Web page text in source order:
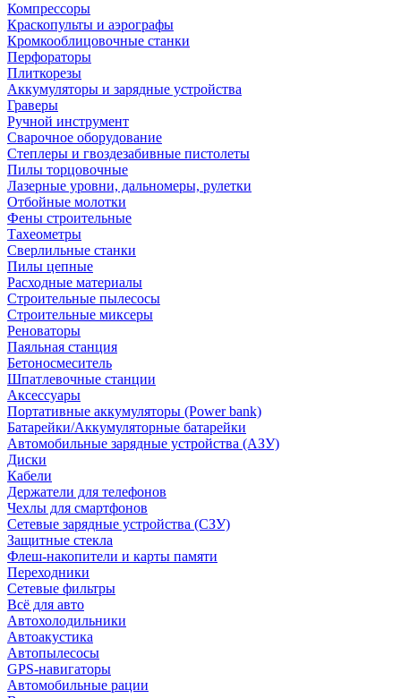
Компрессоры
Краскопульты и аэрографы
Кромкооблицовочные станки
Перфораторы
Плиткорезы
Аккумуляторы и зарядные устройства
Граверы
Ручной инструмент
Сварочное оборудование
Степлеры и гвоздезабивные пистолеты
Пилы торцовочные
Лазерные уровни, дальномеры, рулетки
Отбойные молотки
Фены строительные
Тахеометры
Сверлильные станки
Пилы цепные
Расходные материалы
Строительные пылесосы
Строительные миксеры
Реноваторы
Паяльная станция
Бетоносмеситель
Шпатлевочные станции
Аксессуары
Портативные аккумуляторы (Power bank)
Батарейки/Аккумуляторные батарейки
Автомобильные зарядные устройства (АЗУ)
Диски
Кабели
Держатели для телефонов
Чехлы для смартфонов
Сетевые зарядные устройства (СЗУ)
Защитные стекла
Флеш-накопители и карты памяти
Переходники
Сетевые фильтры
Всё для авто
Автохолодильники
Автоакустика
Автопылесосы
GPS-навигаторы
Автомобильные рации